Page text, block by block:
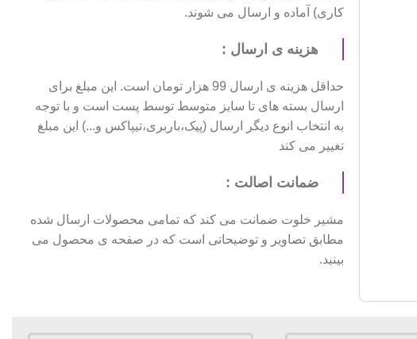
کاری) آماده و ارسال می شوند.
هزینه ی ارسال :
حداقل هزینه ی ارسال 99 هزار تومان است. این مبلغ برای
ارسال بسته های تا سایز متوسط توسط پست است و با توجه
به انتخاب انوع دیگر ارسال (پیک،باربری،تیپاکس و...) این مبلغ
تغییر می کند
ضمانت اصالت :
مشیر خلوت ضمانت می کند که تمامی محصولات ارسال شده
مطابق تصاویر و توضیحاتی است که در صفحه ی محصول می
بینید.